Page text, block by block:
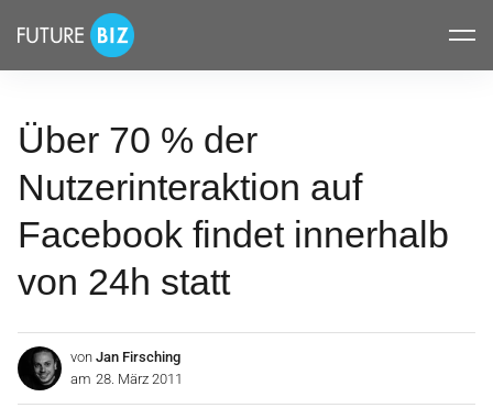
überspringen
FUTUREBIZ
Über 70 % der
Nutzerinteraktion auf
Facebook findet innerhalb
von 24h statt
von Jan Firsching
am 28. März 2011